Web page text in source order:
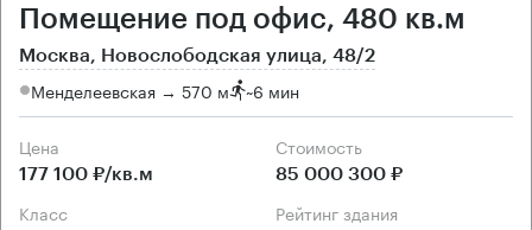
Помещение под офис, 480 кв.м
Москва, Новослободская улица, 48/2
Менделеевская → 570 м ~6 мин
Цена
177 100 ₽/кв.м
Cтоимость
85 000 300 ₽
класс рейтинг здания